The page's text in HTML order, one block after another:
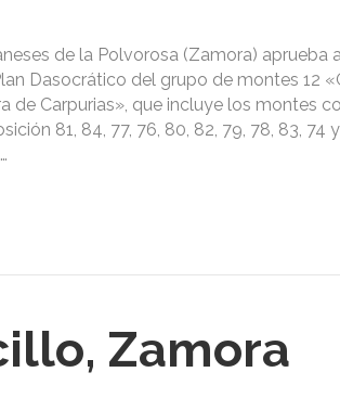
de la Polvorosa (Zamora) aprueba
Dasocrático del grupo de montes 12
de Carpurias», que incluye los montes
81, 84, 77, 76, 80, 82, 79, 78, 83, 74
Zamora